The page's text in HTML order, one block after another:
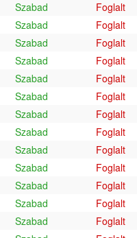
Szabad
Foglalt
Szabad
Foglalt
Szabad
Foglalt
Szabad
Foglalt
Szabad
Foglalt
Szabad
Foglalt
Szabad
Foglalt
Szabad
Foglalt
Szabad
Foglalt
Szabad
Foglalt
Szabad
Foglalt
Szabad
Foglalt
Szabad
Foglalt